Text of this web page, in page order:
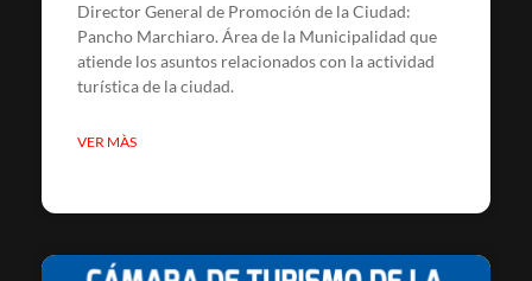
Director General de Promoción de la Ciudad:
Pancho Marchiaro. Área de la Municipalidad que
atiende los asuntos relacionados con la actividad
turística de la ciudad.
VER MÀS